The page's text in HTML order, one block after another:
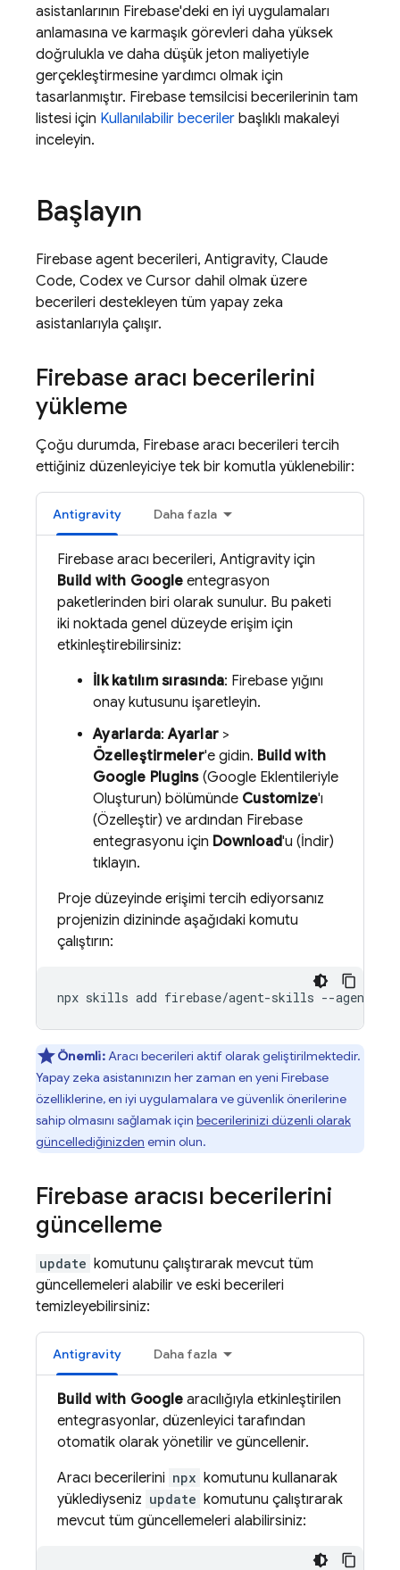
asistanlarının Firebase'deki en iyi uygulamaları
anlamasına ve karmaşık görevleri daha yüksek
doğrulukla ve daha düşük jeton maliyetiyle
gerçekleştirmesine yardımcı olmak için
tasarlanmıştır. Firebase temsilcisi becerilerinin tam
listesi için Kullanılabilir beceriler başlıklı makaleyi
inceleyin.
Başlayın
Firebase agent becerileri, Antigravity, Claude
Code, Codex ve Cursor dahil olmak üzere
becerileri destekleyen tüm yapay zeka
asistanlarıyla çalışır.
Firebase aracı becerilerini
yükleme
Çoğu durumda, Firebase aracı becerileri tercih
ettiğiniz düzenleyiciye tek bir komutla yüklenebilir:
Antigravity Daha fazla
Firebase aracı becerileri, Antigravity için
Build with Google entegrasyon
paketlerinden biri olarak sunulur. Bu paketi
iki noktada genel düzeyde erişim için
etkinleştirebilirsiniz:
İlk katılım sırasında: Firebase yığını
onay kutusunu işaretleyin.
Ayarlarda:Ayarlar >
Özelleştirmeler'e gidin. Build with
Google Plugins(Google Eklentileriyle
Oluşturun) bölümünde Customize'ı
(Özelleştir) ve ardından Firebase
entegrasyonu için Download'u (İndir)
tıklayın.
Proje düzeyinde erişimi tercih ediyorsanız
projenizin dizininde aşağıdaki komutu
çalıştırın:
Önemli:Aracı becerileri aktif olarak geliştirilmektedir.
Yapay zeka asistanınızın her zaman en yeni Firebase
özelliklerine, en iyi uygulamalara ve güvenlik önerilerine
sahip olmasını sağlamak için becerilerinizi düzenli olarak
güncellediğinizden emin olun.
Firebase aracısı becerilerini
güncelleme
update komutunu çalıştırarak mevcut tüm
güncellemeleri alabilir ve eski becerileri
temizleyebilirsiniz:
Antigravity Daha fazla
Build with Google aracılığıyla etkinleştirilen
entegrasyonlar, düzenleyici tarafından
otomatik olarak yönetilir ve güncellenir.
Aracı becerilerini npx komutunu kullanarak
yüklediyseniz update komutunu çalıştırarak
mevcut tüm güncellemeleri alabilirsiniz: